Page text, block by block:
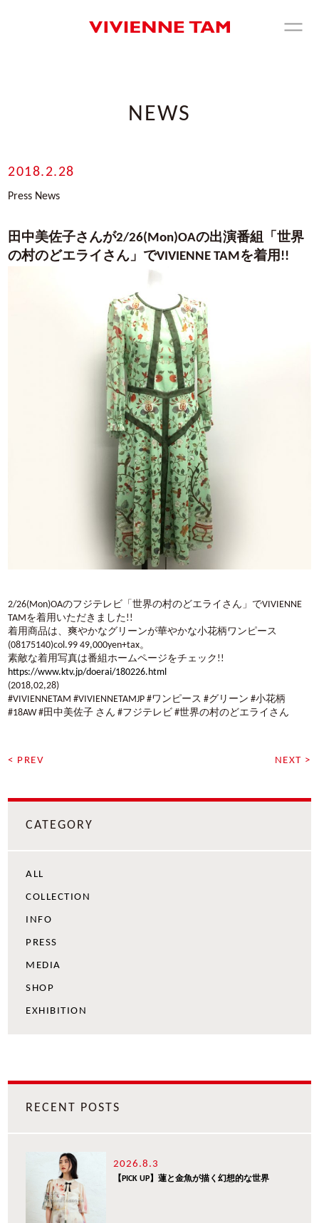
NEWS
2018.2.28
Press News
田中美佐子さんが2/26(Mon)OAの出演番組「世界
の村のどエライさん」でVIVIENNE TAMを着用!!
2/26(Mon)OAのフジテレビ「世界の村のどエライさん」でVIVIENNE
TAMを着用いただきました!!
着用商品は、爽やかなグリーンが華やかな小花柄ワンピース
(08175140)col.99 49,000yen+tax。
素敵な着用写真は番組ホームページをチェック!!
https://www.ktv.jp/doerai/180226.html
(2018,02,28)
#VIVIENNETAM #VIVIENNETAMJP #ワンピース #グリーン #小花柄
#18AW #田中美佐子 さん #フジテレビ #世界の村のどエライさん
< PREV NEXT >
CATEGORY
ALL
COLLECTION
INFO
PRESS
MEDIA
SHOP
EXHIBITION
RECENT POSTS
2026.8.3
【PICK UP】蓮と金魚が描く幻想的な世界